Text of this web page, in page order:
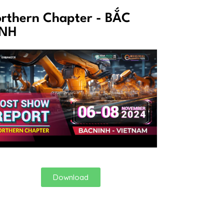
Chapter - BẮC
Download